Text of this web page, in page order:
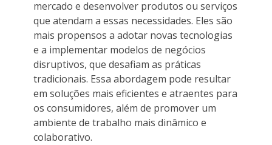
mercado e desenvolver produtos ou serviços
que atendam a essas necessidades. Eles são
mais propensos a adotar novas tecnologias
e a implementar modelos de negócios
disruptivos, que desafiam as práticas
tradicionais. Essa abordagem pode resultar
em soluções mais eficientes e atraentes para
os consumidores, além de promover um
ambiente de trabalho mais dinâmico e
colaborativo.